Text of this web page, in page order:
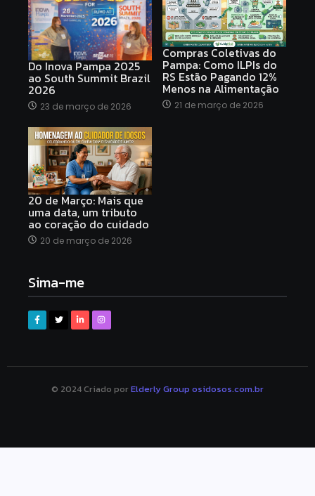
Do Inova Pampa 2025
ao South Summit Brazil
2026
23 de março de 2026
Compras Coletivas do
Pampa: Como ILPIs do
RS Estão Pagando 12%
Menos na Alimentação
21 de março de 2026
20 de Março: Mais que
uma data, um tributo
ao coração do cuidado
20 de março de 2026
Sima-me
© 2024 Criado porElderly Group osidosos.com.br